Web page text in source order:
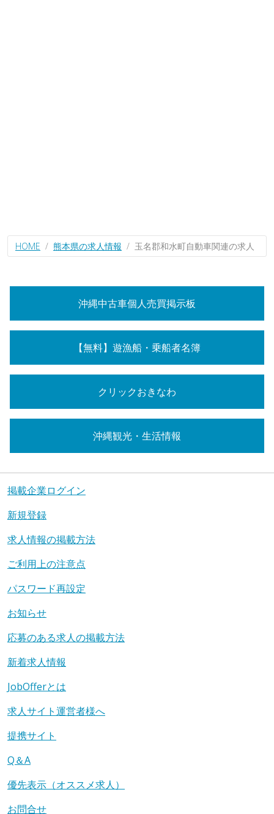
HOME 熊本県の求人情報 玉名郡和水町自動車関連の求人
沖縄中古車個人売買掲示板
【無料】遊漁船・乗船者名簿
クリックおきなわ
沖縄観光・生活情報
掲載企業ログイン
新規登録
求人情報の掲載方法
ご利用上の注意点
パスワード再設定
お知らせ
応募のある求人の掲載方法
新着求人情報
JobOfferとは
求人サイト運営者様へ
提携サイト
Q＆A
優先表示（オススメ求人）
お問合せ